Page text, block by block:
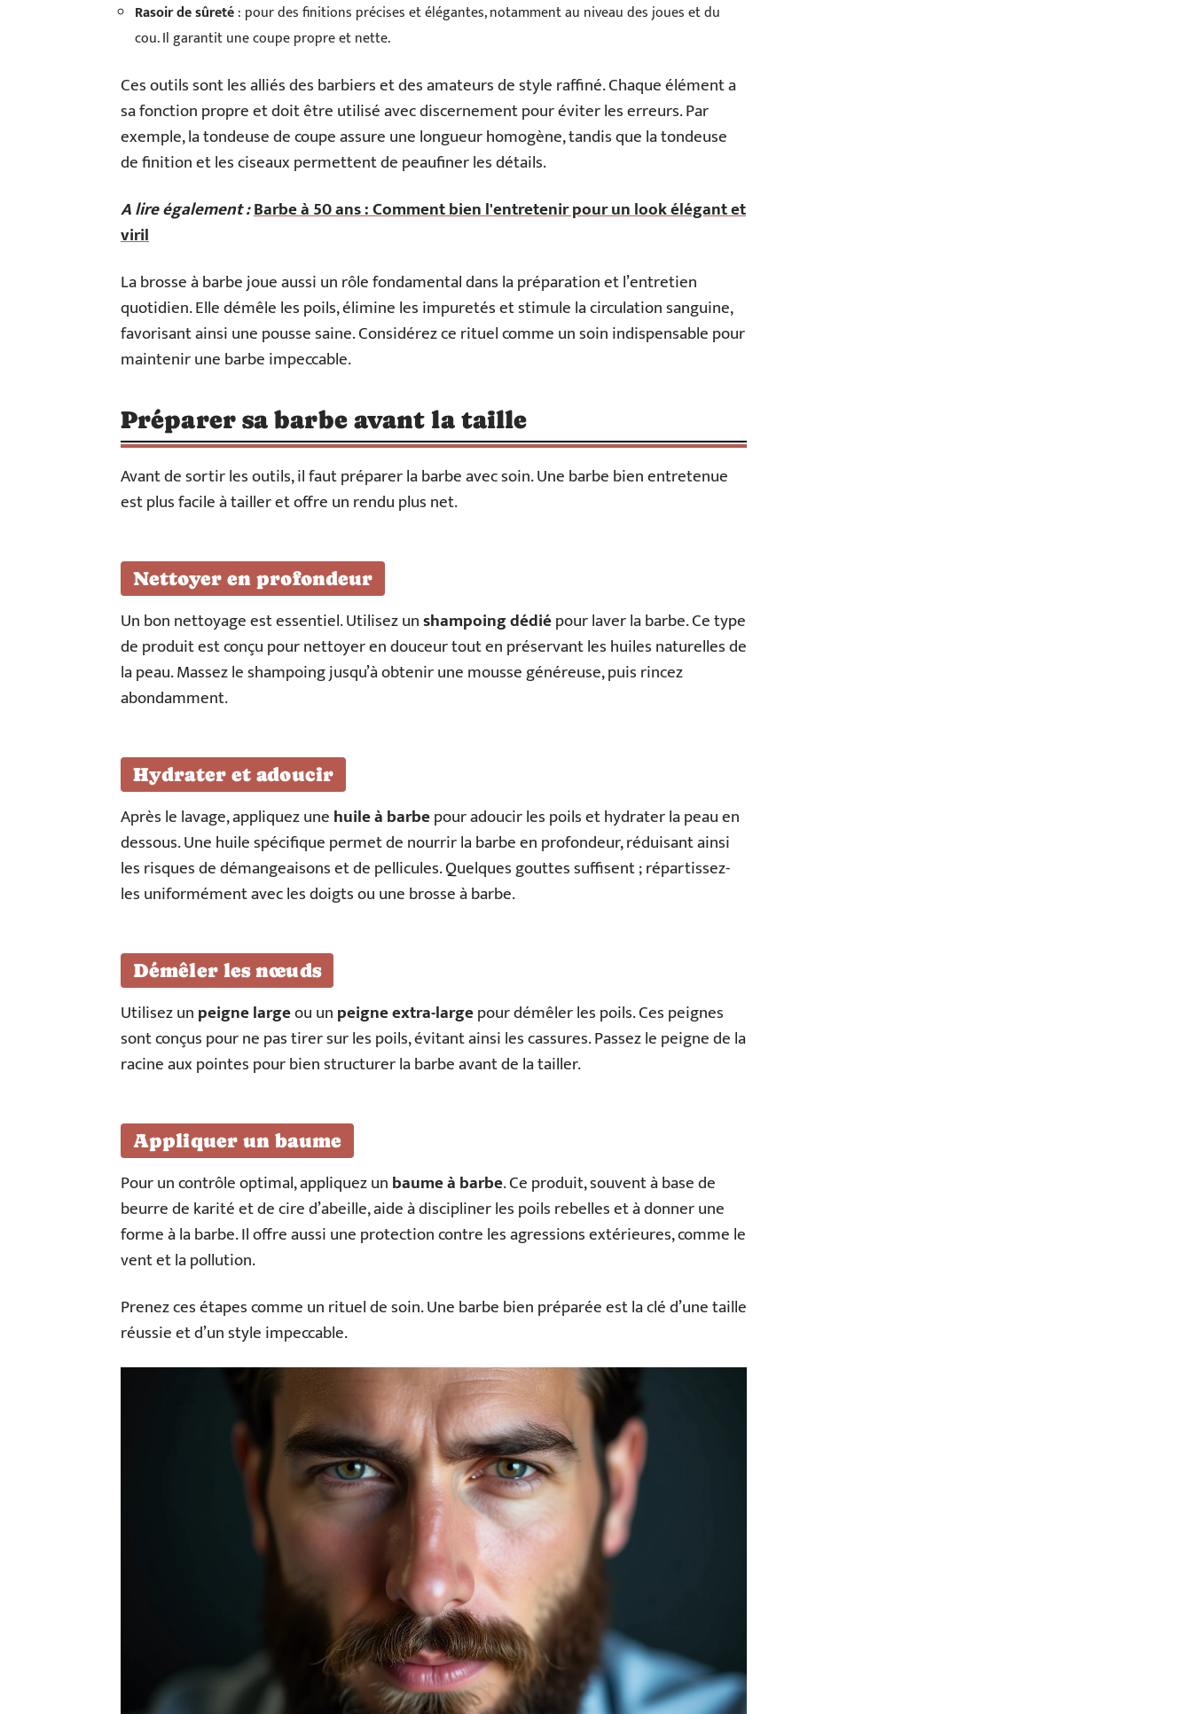
Rasoir de sûreté: pour des finitions précises et élégantes, notamment au niveau des joues et du
cou. Il garantit une coupe propre et nette.
Ces outils sont les alliés des barbiers et des amateurs de style raffiné. Chaque élément a
sa fonction propre et doit être utilisé avec discernement pour éviter les erreurs. Par
exemple, la tondeuse de coupe assure une longueur homogène, tandis que la tondeuse
de finition et les ciseaux permettent de peaufiner les détails.
A lire également :Barbe à 50 ans : Comment bien l'entretenir pour un look élégant et
viril
La brosse à barbe joue aussi un rôle fondamental dans la préparation et l’entretien
quotidien. Elle démêle les poils, élimine les impuretés et stimule la circulation sanguine,
favorisant ainsi une pousse saine. Considérez ce rituel comme un soin indispensable pour
maintenir une barbe impeccable.
Préparer sa barbe avant la taille
Avant de sortir les outils, il faut préparer la barbe avec soin. Une barbe bien entretenue
est plus facile à tailler et offre un rendu plus net.
Nettoyer en profondeur
Un bon nettoyage est essentiel. Utilisez unshampoing dédiépour laver la barbe. Ce type
de produit est conçu pour nettoyer en douceur tout en préservant les huiles naturelles de
la peau. Massez le shampoing jusqu’à obtenir une mousse généreuse, puis rincez
abondamment.
Hydrater et adoucir
Après le lavage, appliquez unehuile à barbepour adoucir les poils et hydrater la peau en
dessous. Une huile spécifique permet de nourrir la barbe en profondeur, réduisant ainsi
les risques de démangeaisons et de pellicules. Quelques gouttes suffisent ; répartissez-
les uniformément avec les doigts ou une brosse à barbe.
Démêler les nœuds
Utilisez unpeigne largeou unpeigne extra-largepour démêler les poils. Ces peignes
sont conçus pour ne pas tirer sur les poils, évitant ainsi les cassures. Passez le peigne de la
racine aux pointes pour bien structurer la barbe avant de la tailler.
Appliquer un baume
Pour un contrôle optimal, appliquez unbaume à barbe. Ce produit, souvent à base de
beurre de karité et de cire d’abeille, aide à discipliner les poils rebelles et à donner une
forme à la barbe. Il offre aussi une protection contre les agressions extérieures, comme le
vent et la pollution.
Prenez ces étapes comme un rituel de soin. Une barbe bien préparée est la clé d’une taille
réussie et d’un style impeccable.